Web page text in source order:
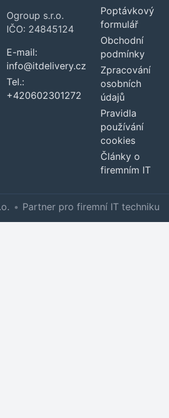
Ogroup s.r.o.
IČO: 24845124
E-mail:
info@itdelivery.cz
Tel.:
+420602301272
Poptávkový
formulář
Obchodní
podmínky
Zpracování
osobních
údajů
Pravidla
používání
cookies
Články o
firemním IT
• Partner pro firemní IT techniku